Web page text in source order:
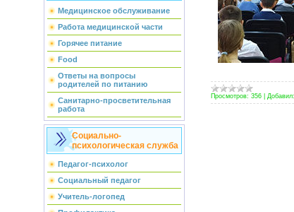
Медицинское обслуживание
Работа медицинской части
Горячее питание
Food
Ответы на вопросы
родителей по питанию
Санитарно-просветительная
работа
Социально-
психологическая служба
Педагог-психолог
Социальный педагог
Учитель-логопед
Просмотров: 356 Добавил: